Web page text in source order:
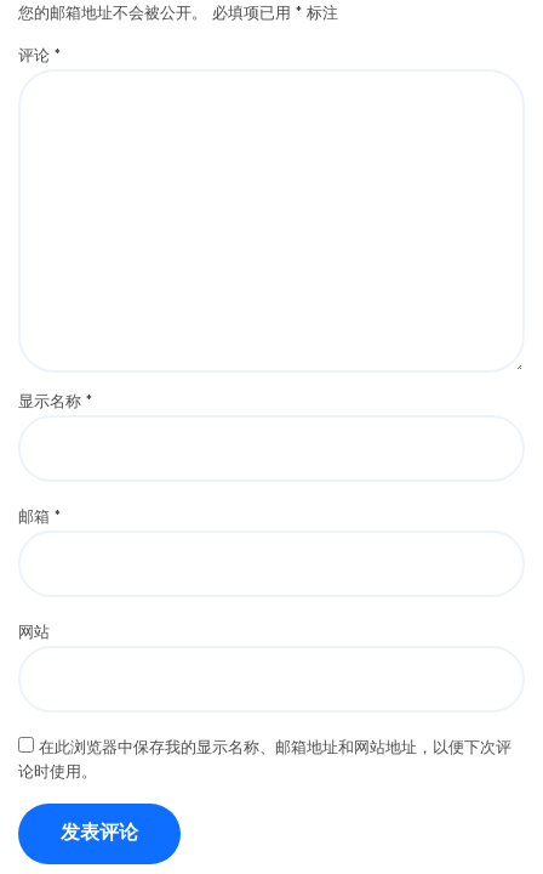
您的邮箱地址不会被公开。 必填项已用 * 标注
评论 *
显示名称 *
邮箱 *
网站
在此浏览器中保存我的显示名称、邮箱地址和网站地址，以便下次评
论时使用。